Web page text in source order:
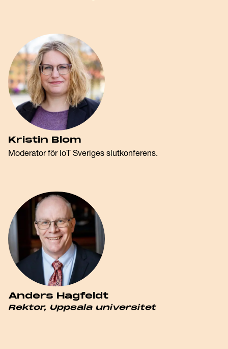
Kristin Blom
Moderator för IoT Sveriges slutkonferens.
Anders Hagfeldt
Rektor, Uppsala universitet